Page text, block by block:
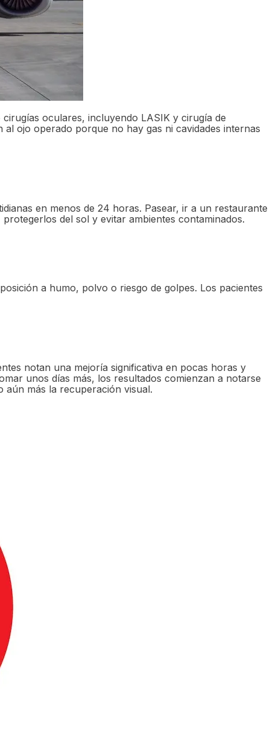
oculares, incluyendo LASIK y cirugía de
ojo operado porque no hay gas ni cavidades internas
en menos de 24 horas. Pasear, ir a un restaurante
del sol y evitar ambientes contaminados.
a humo, polvo o riesgo de golpes. Los pacientes
notan una mejoría significativa en pocas horas y
unos días más, los resultados comienzan a notarse
aún más la recuperación visual.